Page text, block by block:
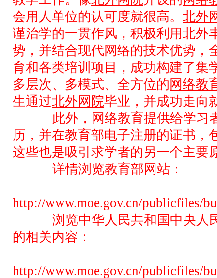
会用人单位的认可度就很高。 北外
谨治学的一贯作风，积极利用北外
势，并结合现代网络的技术优势，
育和各类培训项目，成功构建了集
多层次、多模式、全方位的 网络教
生通过北外网院毕业，并成功走向
此外， 网络教育提供给学习
历，并在教育部电子注册的证书，
这些也是吸引求学者的另一个主要
详情浏览教育部网站：
http://www.moe.gov.cn/publicfiles/
浏览中华人民共和国中央人
的相关内容：
http://www.moe.gov.cn/publicfiles/